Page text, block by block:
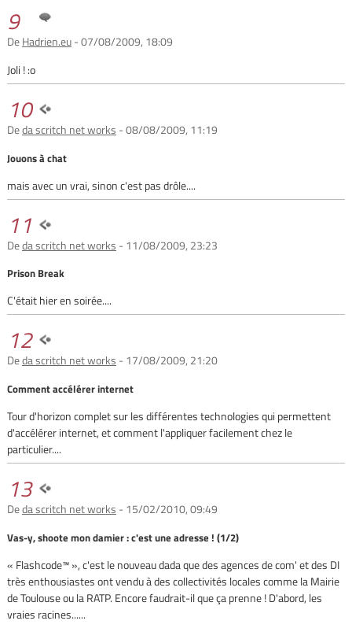
9
DeHadrien.eu- 07/08/2009, 18:09
Joli ! :o
10
Deda scritch net works - 08/08/2009, 11:19
Jouons à chat
mais avec un vrai, sinon c'est pas drôle....
11
Deda scritch net works - 11/08/2009, 23:23
Prison Break
C'était hier en soirée....
12
Deda scritch net works - 17/08/2009, 21:20
Comment accélérer internet
Tour d'horizon complet sur les différentes technologies qui permettent
d'accélérer internet, et comment l'appliquer facilement chez le
particulier....
13
Deda scritch net works - 15/02/2010, 09:49
Vas-y, shoote mon damier : c'est une adresse ! (1/2)
« Flashcode™ », c'est le nouveau dada que des agences de com' et des DI
très enthousiastes ont vendu à des collectivités locales comme la Mairie
de Toulouse ou la RATP. Encore faudrait-il que ça prenne ! D'abord, les
vraies racines......